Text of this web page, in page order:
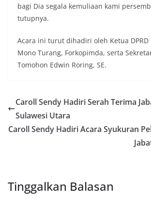
bagi Dia segala kemuliaan kami
tutupnya.
Acara ini turut dihadiri oleh Ketua DPRD
Mono Turang, Forkopimda, serta
Tomohon Edwin Roring, SE.
Caroll Sendy Hadiri Serah Terima
Sulawesi Utara
Caroll Sendy Hadiri Acara Syukuran
Tinggalkan Balasan